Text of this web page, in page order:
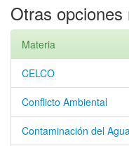
Otras opciones
Materia
CELCO
Conflicto Ambiental
Contaminación del